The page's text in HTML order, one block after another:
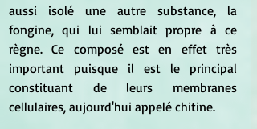
aussi isolé une autre substance, la
fongine, qui lui semblait propre à ce
règne. Ce composé est en effet très
important puisque il est le principal
constituant de leurs membranes
cellulaires, aujourd'hui appelé chitine.